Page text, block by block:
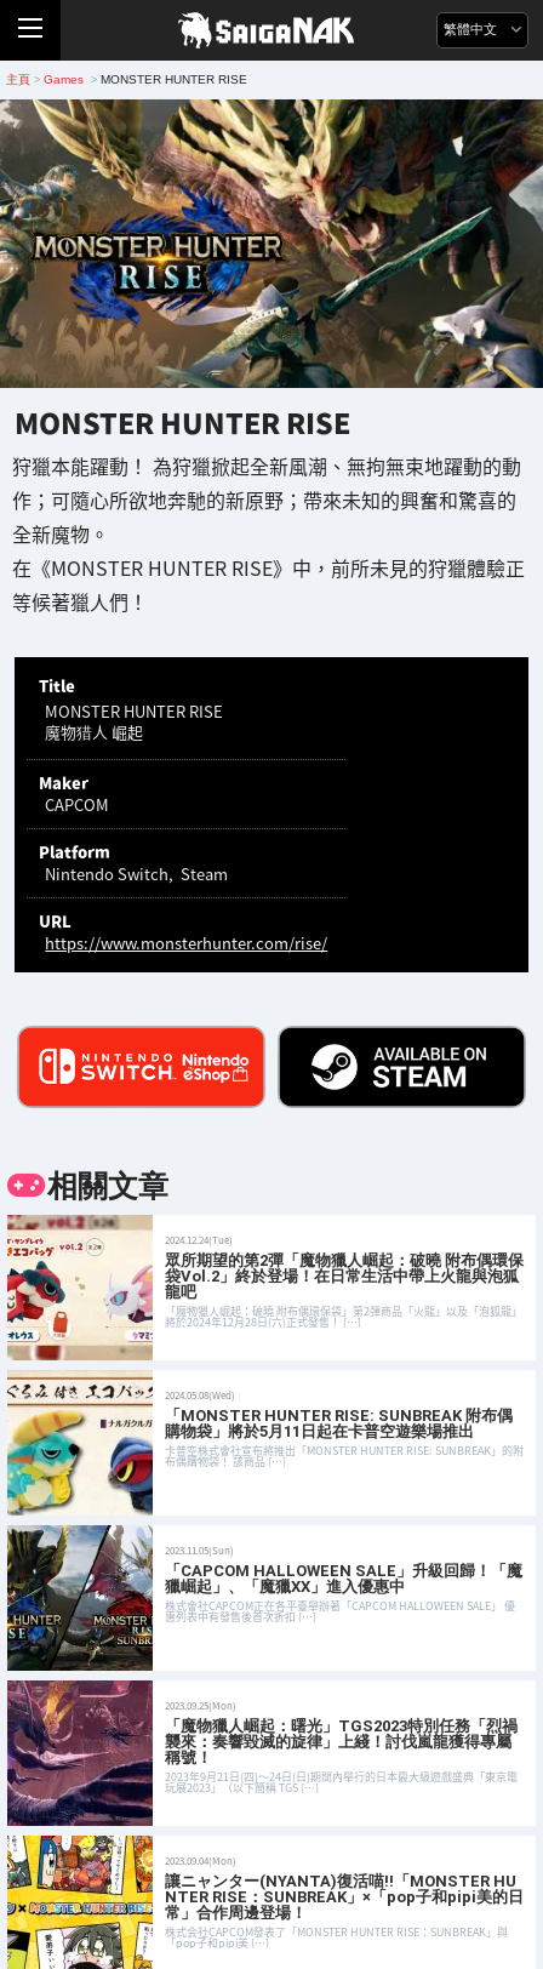
繁體中文
主頁 > Games > MONSTER HUNTER RISE
MONSTER HUNTER RISE
狩獵本能躍動！ 為狩獵掀起全新風潮、無拘無束地躍動的動
作；可隨心所欲地奔馳的新原野；帶來未知的興奮和驚喜的
全新魔物。
在《MONSTER HUNTER RISE》中，前所未見的狩獵體驗正
等候著獵人們！
Title
MONSTER HUNTER RISE
魔物猎人 崛起
Maker
CAPCOM
Platform
Nintendo Switch Steam
URL
https://www.monsterhunter.com/rise/
相關文章
2024.12.24(Tue)
眾所期望的第2彈「魔物獵人崛起：破曉 附布偶環保
袋Vol.2」終於登場！在日常生活中帶上火龍與泡狐
龍吧
「魔物獵人崛起：破曉 附布偶環保袋」第2彈商品「火龍」以及「泡狐龍」
將於2024年12月28日(六)正式發售！ […]
2024.05.08(Wed)
「MONSTER HUNTER RISE: SUNBREAK 附布偶
購物袋」將於5月11日起在卡普空遊樂場推出
卡普空株式會社宣布將推出「MONSTER HUNTER RISE: SUNBREAK」的附
布偶購物袋！ 該商品 […]
2023.11.05(Sun)
「CAPCOM HALLOWEEN SALE」升級回歸！「魔
獵崛起」、「魔獵XX」進入優惠中
株式會社CAPCOM正在各平臺舉辦著「CAPCOM HALLOWEEN SALE」 優
惠列表中有發售後首次折扣 […]
2023.09.25(Mon)
「魔物獵人崛起：曙光」TGS2023特別任務「烈禍
襲來：奏響毀滅的旋律」上綫！討伐嵐龍獲得專屬
稱號！
2023年9月21日(四)～24日(日)期間內舉行的日本最大級遊戲盛典「東京電
玩展2023」（以下簡稱 TGS […]
2023.09.04(Mon)
讓ニャンター(NYANTA)復活喵!!「MONSTER HU
NTER RISE：SUNBREAK」×「pop子和pipi美的日
常」合作周邊登場！
株式会社CAPCOM發表了「MONSTER HUNTER RISE：SUNBREAK」與
「pop子和pipi美 […]